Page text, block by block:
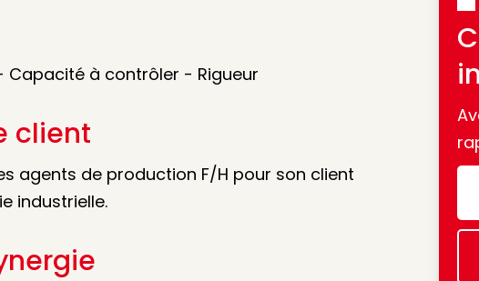
Capacité à contrôler - Rigueur
client
agents de production F/H pour son client
industrielle.